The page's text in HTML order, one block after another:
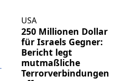
USA
250 Millionen Dollar
für Israels Gegner:
Bericht legt
mutmaßliche
Terrorverbindungen